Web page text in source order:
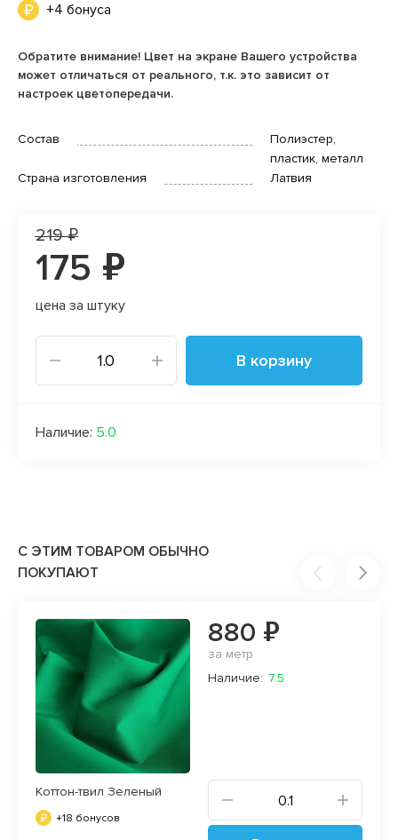
+4 бонуса
Обратите внимание! Цвет на экране Вашего устройства
может отличаться от реального, т.к. это зависит от
настроек цветопередачи.
Состав
Полиэстер,
пластик, металл
Страна изготовления
Латвия
219 ₽
175 ₽
цена за штуку
В корзину
Наличие: 5.0
С ЭТИМ ТОВАРОМ ОБЫЧНО
ПОКУПАЮТ
Коттон-твил Зеленый
+18 бонусов
880 ₽
за метр
Наличие: 7.5